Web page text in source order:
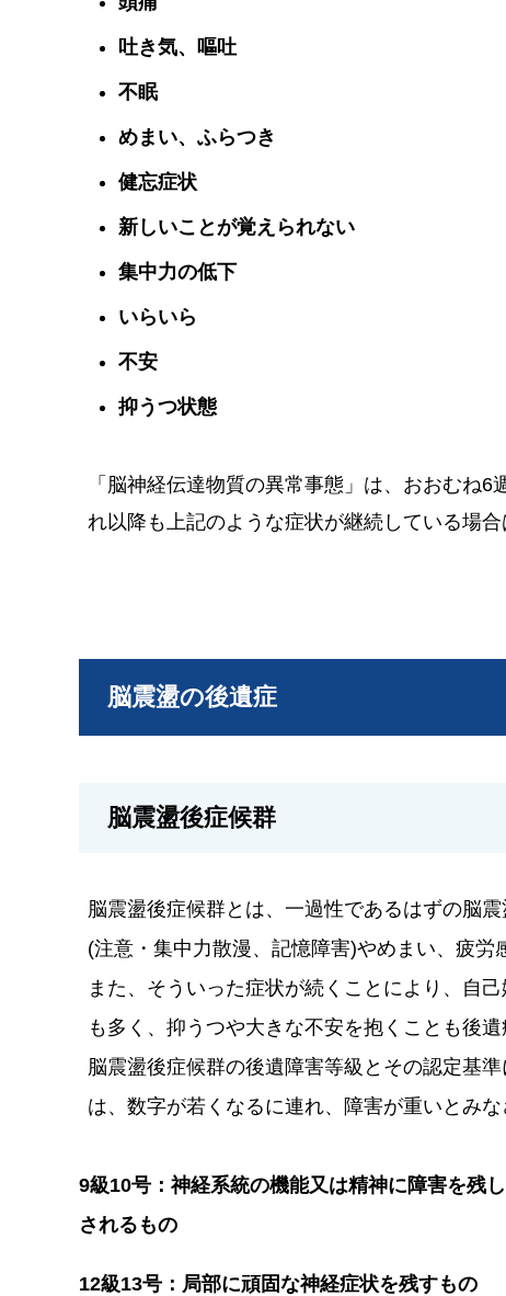
吐き気、嘔吐
不眠
めまい、ふらつき
健忘症状
新しいことが覚えられない
集中力の低下
いらいら
不安
抑うつ状態
「脳神経伝達物質の異常事態」は、おおむね
れ以降も上記のような症状が継続している場合
脳震盪の後遺症
脳震盪後症候群
脳震盪後症候群とは、一過性であるはずの脳
(注意・集中力散漫、記憶障害)やめまい、疲労
また、そういった症状が続くことにより、自
も多く、抑うつや大きな不安を抱くことも後遺
脳震盪後症候群の後遺障害等級とその認定基
は、数字が若くなるに連れ、障害が重いとみな
9級10号：神経系統の機能又は精神に障害を残
されるもの
12級13号：局部に頑固な神経症状を残すもの